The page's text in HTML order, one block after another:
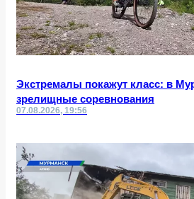
Экстремалы покажут класс: в
зрелищные соревнования
07.08.2026, 19:56